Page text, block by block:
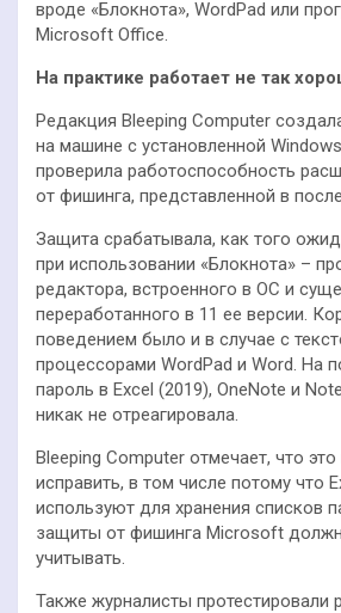
вроде «Блокнота», WordPad или
Microsoft Office.
На практике работает не так
Редакция Bleeping Computer
на машине с установленной
проверила работоспособность
от фишинга, представленной в
Защита срабатывала, как того
при использовании «Блокнота» –
редактора, встроенного в ОС и
переработанного в 11 ее версии.
поведением было и в случае с
процессорами WordPad и Word. На
пароль в Excel (2019), OneNote и
никак не отреагировала.
Bleeping Computer отмечает, что
исправить, в том числе потому что
используют для хранения списков
защиты от фишинга Microsoft
учитывать.
Также журналисты протестировали